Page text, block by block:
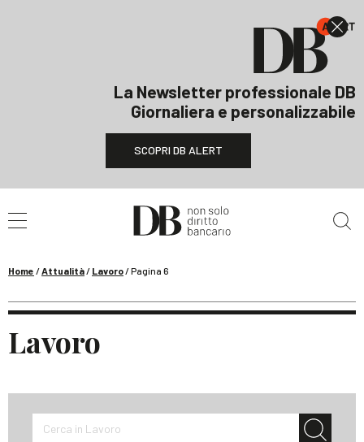
La Newsletter professionale DB
Giornaliera e personalizzabile
SCOPRI DB ALERT
Home /Attualità/ Lavoro/Pagina 6
Lavoro
Cerca in Lavoro